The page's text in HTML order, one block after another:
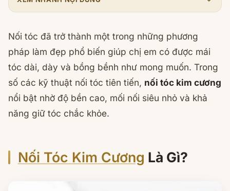
Nối tóc đã trở thành một trong những phương
pháp làm đẹp phổ biến giúp chị em có được mái
tóc dài, dày và bồng bềnh như mong muốn. Trong
số các kỹ thuật nối tóc tiên tiến, nối tóc kim cương
nổi bật nhờ độ bền cao, mối nối siêu nhỏ và khả
năng giữ tóc chắc khỏe.
Nối Tóc Kim Cương Là Gì?